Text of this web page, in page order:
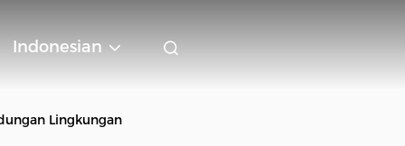
Indonesian
Lingkungan